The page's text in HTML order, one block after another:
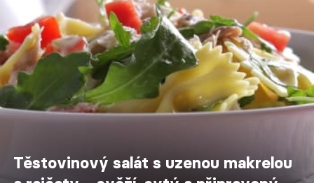
Těstovinový salát s uzenou makrelou